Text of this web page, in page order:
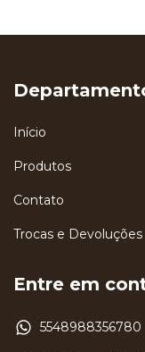
Início
Produtos
Contato
Trocas e Devoluções
Entre em
5548988356780